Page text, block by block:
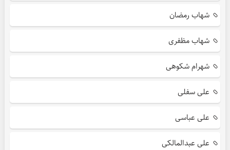
شهاب رمضان
شهاب مظفری
شهرام شکوهی
علی سفلی
علی عباسی
علی عبدالمالکی